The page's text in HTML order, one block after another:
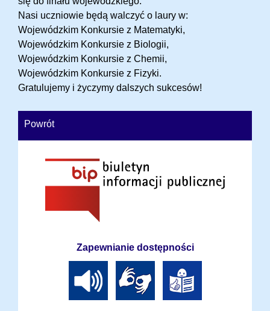
Nasi uczniowie będą walczyć o laury w:
Wojewódzkim Konkursie z Matematyki,
Wojewódzkim Konkursie z Biologii,
Wojewódzkim Konkursie z Chemii,
Wojewódzkim Konkursie z Fizyki.
Gratulujemy i życzymy dalszych sukcesów!
Powrót
Zapewnianie dostępności